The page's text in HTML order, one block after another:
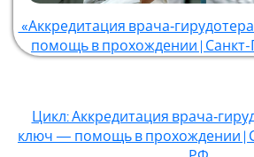
«Аккредитация
помощь в прохождении | Санкт-
Цикл: Аккредитация
ключ — помощь в прохождении |